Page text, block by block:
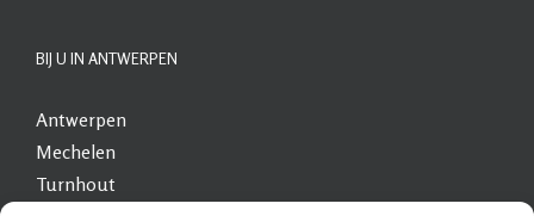
BIJ U IN ANTWERPEN
Antwerpen
Mechelen
Turnhout